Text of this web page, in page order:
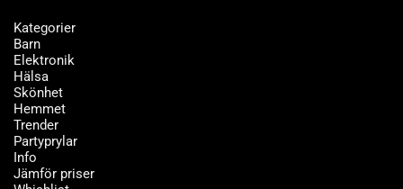
Kategorier
Barn
Elektronik
Hälsa
Skönhet
Hemmet
Trender
Partyprylar
Info
Jämför priser